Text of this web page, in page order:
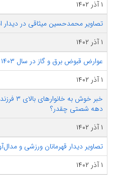
۱ آذر ۱۴۰۲
تصاویر محمدحسین میثاقی در دیدار
۱ آذر ۱۴۰۲
عوارض قبوض برق و گاز در سال ۱۴۰۳
۱ آذر ۱۴۰۲
خبر خوش
دهه شصتی چقدر؟
۱ آذر ۱۴۰۲
تصاویر دیدار قهرمانان ورزشی و
۱ آذر ۱۴۰۲